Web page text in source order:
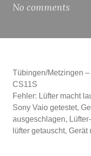
No comments
Tübingen/Metzingen
CS11S
Fehler: Lüfter macht
Sony Vaio getestet,
ausgeschlagen,
lüfter getauscht,